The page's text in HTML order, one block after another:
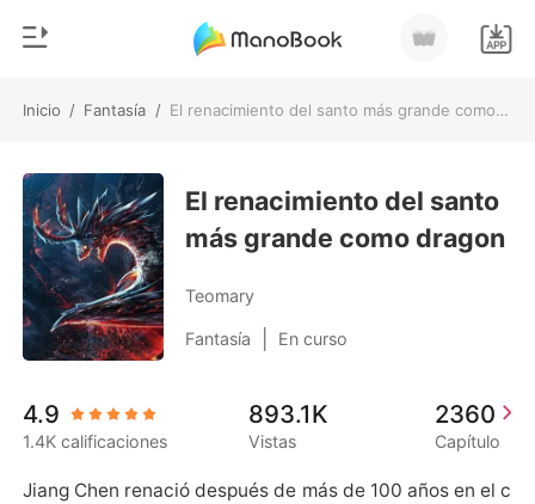
Inicio / Fantasía / El renacimiento del santo más grande como dragon
0
Recargar
Historia
Salir
Instalar APP
Género
Moderno
Hombre Lobo
Cuentos
Urbano
El renacimiento del santo
más grande como dragon
Teomary
Fantasía En curso
4.9
1.4K calificaciones
893.1K
Vistas
2360
Capítulo
Jiang Chen renació después de más de 100 años en el c